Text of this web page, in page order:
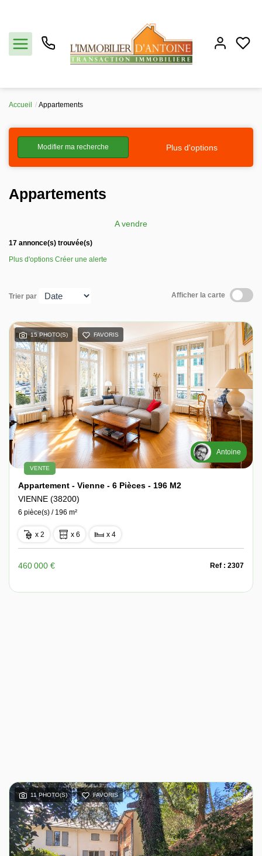
Vendre
Estimation
Partenaires
Contact
Accueil Appartements
Modifier ma recherche Plus d'options
Appartements
A vendre
17 annonce(s) trouvée(s)
Plus d'options Créer une alerte
Trier par Afficher la carte
15 PHOTO(S) FAVORIS
Antoine
VENTE
Appartement - Vienne - 6 Pièces - 196 M2
VIENNE (38200)
6 pièce(s) / 196 m²
x 2 x 6 x 4
460 000 € Ref : 2307
11 PHOTO(S) FAVORIS